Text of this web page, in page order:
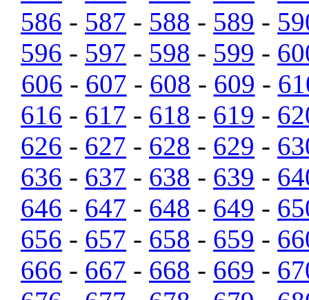
586 - 587 - 588 - 589 -
596 - 597 - 598 - 599 -
606 - 607 - 608 - 609 -
616 - 617 - 618 - 619 -
626 - 627 - 628 - 629 -
636 - 637 - 638 - 639 -
646 - 647 - 648 - 649 -
656 - 657 - 658 - 659 -
666 - 667 - 668 - 669 -